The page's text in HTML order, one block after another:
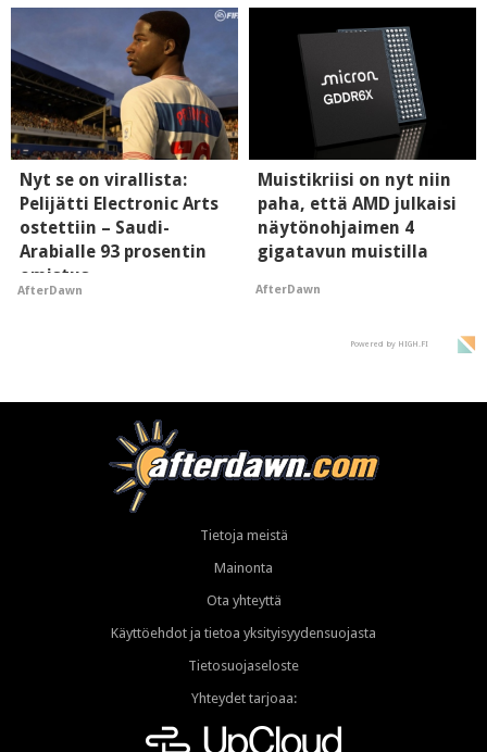
Nyt se on virallista:
Pelijätti Electronic Arts
ostettiin – Saudi-
Arabialle 93 prosentin
omistus
AfterDawn
Muistikriisi on nyt niin
paha, että AMD julkaisi
näytönohjaimen 4
gigatavun muistilla
AfterDawn
Powered by HIGH.FI
Tietoja meistä
Mainonta
Ota yhteyttä
Käyttöehdot ja tietoa yksityisyydensuojasta
Tietosuojaseloste
Yhteydet tarjoaa: